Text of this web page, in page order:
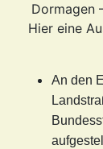
Dormagen
Hier eine
An den